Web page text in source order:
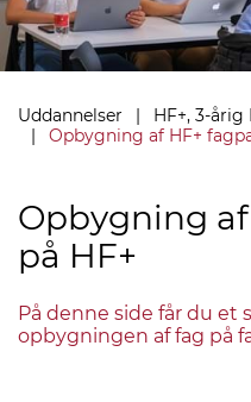
Uddannelser
HF+, 3-årig
Opbygning af HF+
Opbygning
på HF+
På denne side får du et
opbygningen af fag på